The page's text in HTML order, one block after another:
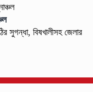
সুগন্ধা, বিষখালীসহ জেলার